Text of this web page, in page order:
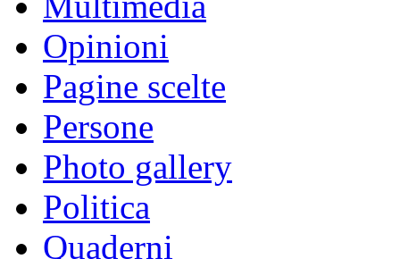
Opinioni
Pagine scelte
Persone
Photo gallery
Politica
Quaderni